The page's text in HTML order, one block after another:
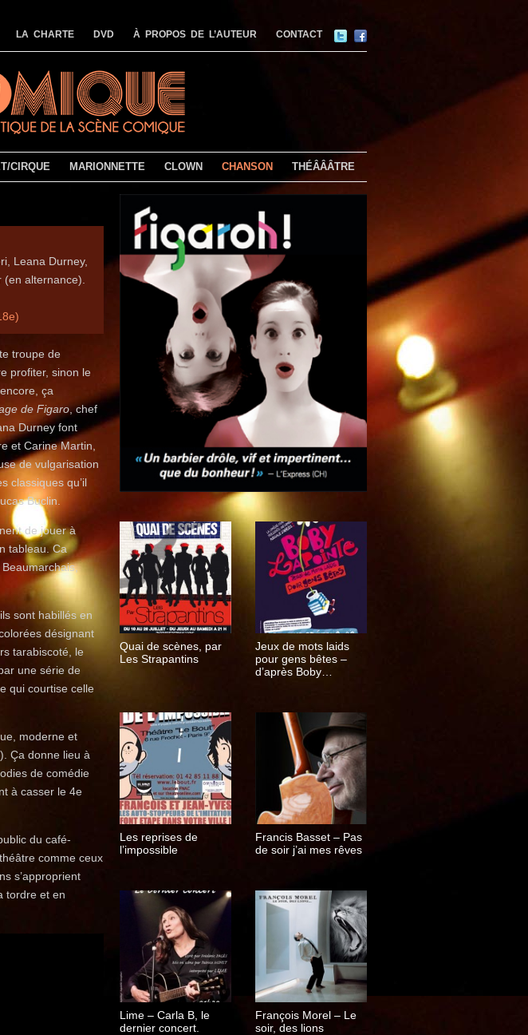
LA CHARTE DVD À PROPOS DE L’AUTEUR CONTACT
CIRQUE MARIONNETTE CLOWN CHANSON THÉÂÂÂTRE
Leana Durney,
alternance).
troupe de
profiter, sinon le
ça
de Figaro, chef
Durney font
et Carine Martin,
de vulgarisation
classiques qu’il
Buclin.
de jouer à
tableau. Ca
sont habillés en
désignant
tarabiscoté, le
une série de
qui courtise celle
moderne et
Ça donne lieu à
de comédie
à casser le 4e
du café-
comme ceux
s’approprient
tordre et en
Quai de scènes, par
Les Strapantins
Jeux de mots laids
pour gens bêtes –
d’après Boby
Les reprises de
l’impossible
Francis Basset – Pas
de soir j’ai mes rêves
Lime – Carla B, le
dernier concert.
François Morel – Le
soir, des lions